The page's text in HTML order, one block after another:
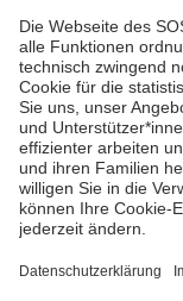
Ausbilderin
in Vollzeit (38,5
Saarbrücken,
in Teilzeit (mind.